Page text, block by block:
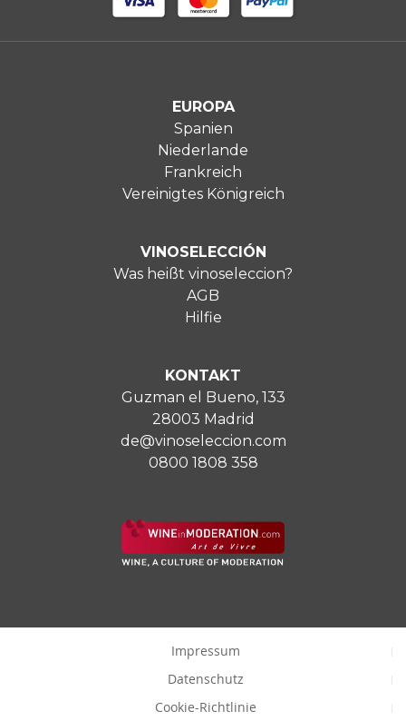
EUROPA
Spanien
Niederlande
Frankreich
Vereinigtes Königreich
VINOSELECCIÓN
Was heißt vinoseleccion?
AGB
Hilfie
KONTAKT
Guzman el Bueno, 133
28003 Madrid
de@vinoseleccion.com
0800 1808 358
Impressum
Datenschutz
Cookie-Richtlinie